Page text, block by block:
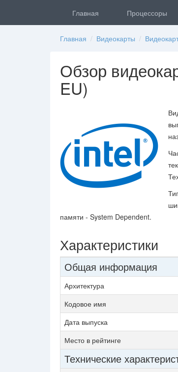
Главная Процессоры
Главная / Видеокарты /
Обзор
EU)
памяти - System Dependent.
Характеристики
Общая информация
Архитектура
Кодовое имя
Дата выпуска
Место в рейтинге
Технические